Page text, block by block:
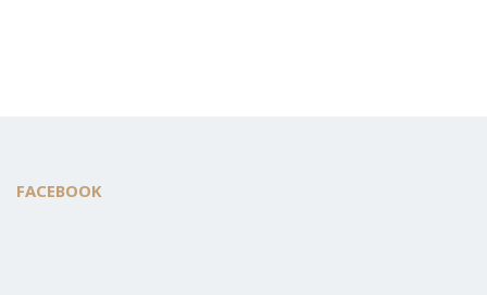
FACEBOOK